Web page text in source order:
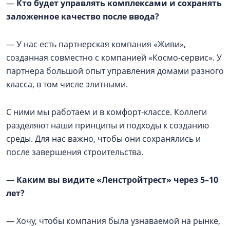
— Кто будет управлять комплексами и сохранять
заложенное качество после ввода?
— У нас есть партнерская компания «Живи»,
созданная совместно с компанией «Космо-сервис». У
партнера большой опыт управления домами разного
класса, в том числе элитными.
С ними мы работаем и в комфорт-классе. Коллеги
разделяют наши принципы и подходы к созданию
среды. Для нас важно, чтобы они сохранялись и
после завершения строительства.
— Каким вы видите «Ленстройтрест» через 5–10
лет?
— Хочу, чтобы компания была узнаваемой на рынке,